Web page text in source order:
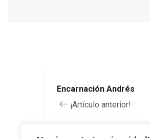
Encarnación Andrés
¡Artículo anterior!